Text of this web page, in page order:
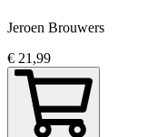
Jeroen Brouwers
€ 21,99